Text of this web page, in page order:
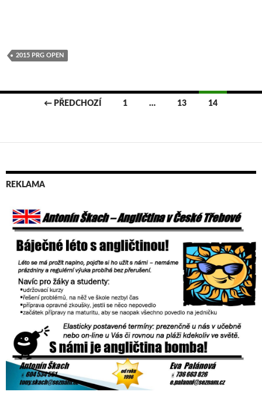
2015 PRG OPEN
pro
← PŘEDCHOZÍ 1 … 13 14
REKLAMA